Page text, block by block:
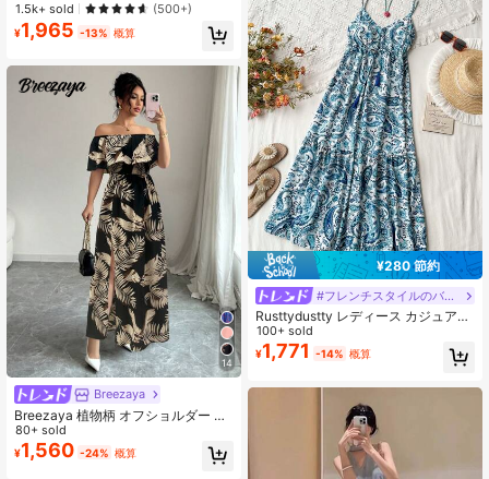
ス、ブラック、夏のパーティーエレ
ガント
売り切れ間近！
売り切れ間近！
#6 ベストセラー
1.5k+ sold (500+)
¥1,965 -13% 概算
14
Breezaya
Breezaya 植物柄 オフショルダー ス
リットスカート ロングドレス 夏の休
暇 ビーチウェア レディース
80+ sold
¥1,560 -24% 概算
ス、ホリデードレス、女性用フロー
ラルドレス、ブルードレス、レトロ
フローラルドレス、ガーデンパーテ
ィフォーマルドレス、バケーション
ディナードレス
¥280 節約
#フレンチスタイルのバケーションドレス
Rusttydustty レディース カジュアル
Vネック ウエストシャーリング バッ
クレス マキシドレス ボヘミアン風
ビーチウェア ハワイアン ミュージッ
エレガント サマー
100+ sold
¥1,771 -14% 概算